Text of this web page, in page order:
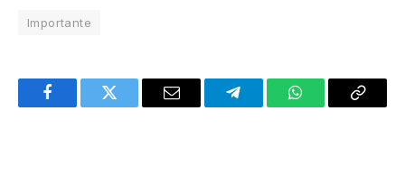
Importante
FacebookTwitter Email TelegramWhatsAppCopy